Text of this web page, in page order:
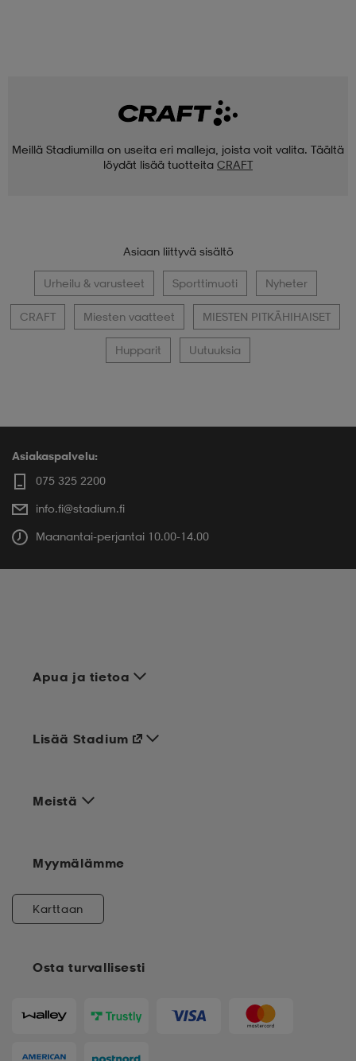
Meillä Stadiumilla on useita eri malleja, joista voit valita. Täältä
löydät lisää tuotteita CRAFT
Asiaan liittyvä sisältö
Urheilu & varusteet Sporttimuoti Nyheter
CRAFT Miesten vaatteet MIESTEN PITKÄHIHAISET
Hupparit Uutuuksia
Asiakaspalvelu:
075 325 2200
info.fi@stadium.fi
Maanantai-perjantai 10.00-14.00
Apua ja tietoa
Meistä
Osta turvallisesti
Lisää Stadium
Myymälämme
Karttaan